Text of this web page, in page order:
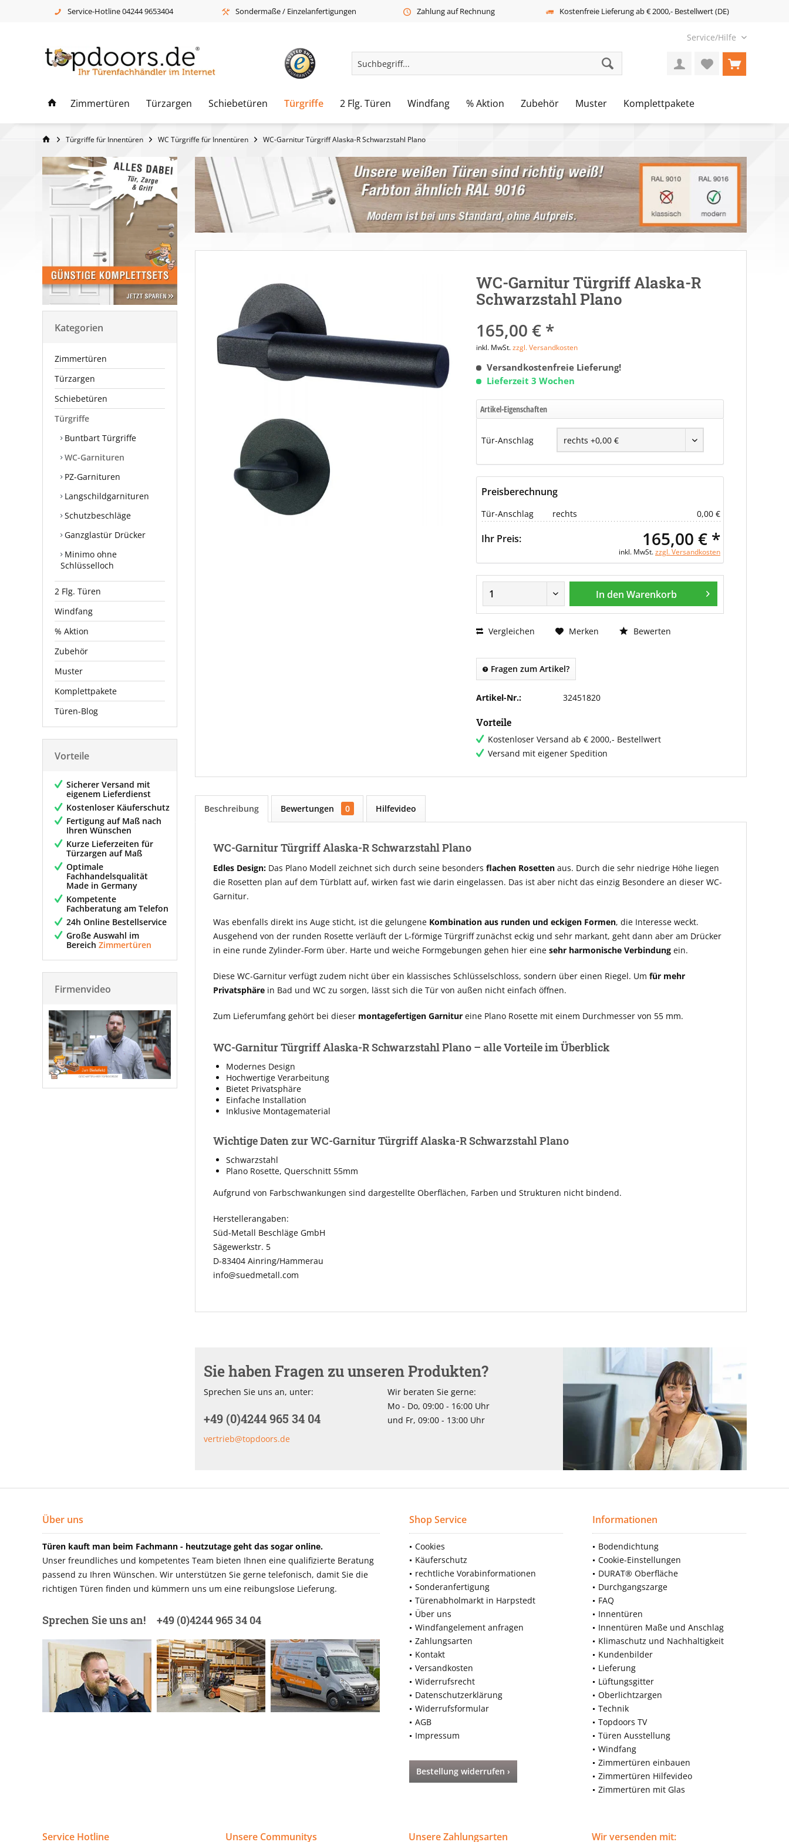
Service-Hotline 04244 9653404 Sondermaße / Einzelanfertigungen Zahlung auf Rechnung Kostenfreie Lieferung ab € 2000,- Bestellwert (DE)
Service/Hilfe
Zimmertüren Türzargen Schiebetüren Türgriffe 2 Flg. Türen Windfang % Aktion Zubehör Muster Komplettpakete
Türgriffe für Innentüren WC Türgriffe für Innentüren WC-Garnitur Türgriff Alaska-R Schwarzstahl Plano
Kategorien
Zimmertüren
Türzargen
Schiebetüren
Türgriffe
Buntbart Türgriffe
WC-Garnituren
PZ-Garnituren
Langschildgarnituren
Schutzbeschläge
Ganzglastür Drücker
Minimo ohne
Schlüsselloch
2 Flg. Türen
Windfang
% Aktion
Zubehör
Muster
Komplettpakete
Türen-Blog
Vorteile
Sicherer Versand mit
eigenem Lieferdienst
Kostenloser Käuferschutz
Fertigung auf Maß nach
Ihren Wünschen
Kurze Lieferzeiten für
Türzargen auf Maß
Optimale
Fachhandelsqualität
Made in Germany
Kompetente
Fachberatung am Telefon
24h Online Bestellservice
Große Auswahl im
Bereich Zimmertüren
Firmenvideo
WC-Garnitur Türgriff Alaska-R
Schwarzstahl Plano
165,00 € *
inkl. MwSt.zzgl. Versandkosten
Versandkostenfreie Lieferung!
Lieferzeit 3 Wochen
Artikel-Eigenschaften
Tür-Anschlag
Preisberechnung
Tür-Anschlag rechts 0,00 €
Ihr Preis: 165,00 € *
inkl. MwSt.zzgl. Versandkosten
In den Warenkorb
Vergleichen Merken Bewerten
Fragen zum Artikel?
Artikel-Nr.: 32451820
Vorteile
Kostenloser Versand ab € 2000,- Bestellwert
Versand mit eigener Spedition
Beschreibung Bewertungen 0 Hilfevideo
WC-Garnitur Türgriff Alaska-R Schwarzstahl Plano
Edles Design: Das Plano Modell zeichnet sich durch seine besonders flachen Rosetten aus. Durch die sehr niedrige Höhe liegen
die Rosetten plan auf dem Türblatt auf, wirken fast wie darin eingelassen. Das ist aber nicht das einzig Besondere an dieser WC-
Garnitur.
Was ebenfalls direkt ins Auge sticht, ist die gelungene Kombination aus runden und eckigen Formen, die Interesse weckt.
Ausgehend von der runden Rosette verläuft der L-förmige Türgriff zunächst eckig und sehr markant, geht dann aber am Drücker
in eine runde Zylinder-Form über. Harte und weiche Formgebungen gehen hier eine sehr harmonische Verbindung ein.
Diese WC-Garnitur verfügt zudem nicht über ein klassisches Schlüsselschloss, sondern über einen Riegel. Um für mehr
Privatsphäre in Bad und WC zu sorgen, lässt sich die Tür von außen nicht einfach öffnen.
Zum Lieferumfang gehört bei dieser montagefertigen Garnitur eine Plano Rosette mit einem Durchmesser von 55 mm.
WC-Garnitur Türgriff Alaska-R Schwarzstahl Plano – alle Vorteile im Überblick
Modernes Design
Hochwertige Verarbeitung
Bietet Privatsphäre
Einfache Installation
Inklusive Montagematerial
Wichtige Daten zur WC-Garnitur Türgriff Alaska-R Schwarzstahl Plano
Schwarzstahl
Plano Rosette, Querschnitt 55mm
Aufgrund von Farbschwankungen sind dargestellte Oberflächen, Farben und Strukturen nicht bindend.
Herstellerangaben:
Süd-Metall Beschläge GmbH
Sägewerkstr. 5
D-83404 Ainring/Hammerau
info@suedmetall.com
Sie haben Fragen zu unseren Produkten?
Sprechen Sie uns an, unter:
+49 (0)4244 965 34 04
vertrieb@topdoors.de
Wir beraten Sie gerne:
Mo - Do, 09:00 - 16:00 Uhr
und Fr, 09:00 - 13:00 Uhr
Über uns
Türen kauft man beim Fachmann - heutzutage geht das sogar online.
Unser freundliches und kompetentes Team bieten Ihnen eine qualifizierte Beratung
passend zu Ihren Wünschen. Wir unterstützen Sie gerne telefonisch, damit Sie die
richtigen Türen finden und kümmern uns um eine reibungslose Lieferung.
Sprechen Sie uns an! +49 (0)4244 965 34 04
Shop Service
Cookies
Käuferschutz
rechtliche Vorabinformationen
Sonderanfertigung
Türenabholmarkt in Harpstedt
Über uns
Windfangelement anfragen
Zahlungsarten
Kontakt
Versandkosten
Widerrufsrecht
Datenschutzerklärung
Widerrufsformular
AGB
Impressum
Bestellung widerrufen ›
Informationen
Bodendichtung
Cookie-Einstellungen
DURAT® Oberfläche
Durchgangszarge
FAQ
Innentüren
Innentüren Maße und Anschlag
Klimaschutz und Nachhaltigkeit
Kundenbilder
Lieferung
Lüftungsgitter
Oberlichtzargen
Technik
Topdoors TV
Türen Ausstellung
Windfang
Zimmertüren einbauen
Zimmertüren Hilfevideo
Zimmertüren mit Glas
Service Hotline Unsere Communitys Unsere Zahlungsarten Wir versenden mit: